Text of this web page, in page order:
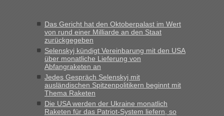
Milliarden aufgedeckt
„Kein Zoll. Du musst an sich nur sagen dass das privat ist
und du nicht damit handeln willst. So lange das nicht
Originalverpackt ist und ersichlich das nicht neu sollte es
keine Probleme geben“
Recht, Visa und Dokumente • Deklaration
gebrauchter Kleidung beim Zoll
„Hallo Leute, ich weiß nicht, ob ich hier richtig bin mit meiner
Das Gericht hat den Oktoberpalast im Wert
von rund einer Milliarde an den Staat
zurückgegeben
Selenskyj kündigt Vereinbarung mit den USA
über monatliche Lieferung von
Abfangraketen an
Jedes Gespräch Selenskyj mit
ausländischen Spitzenpolitikern beginnt mit
Thema Raketen
Die USA werden der Ukraine monatlich
Raketen für das Patriot-System liefern, so